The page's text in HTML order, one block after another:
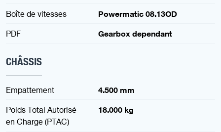
Boîte de vitesses
Powermatic 08.13OD
PDF
Gearbox dependant
CHÂSSIS
Empattement
4.500 mm
Poids Total Autorisé
en Charge (PTAC)
18.000 kg